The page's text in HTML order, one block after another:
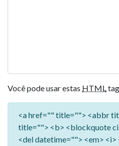
Você pode usar estas HTML
<a href="" title=""> <abbr
title=""> <b> <blockquote
<del datetime=""> <em>